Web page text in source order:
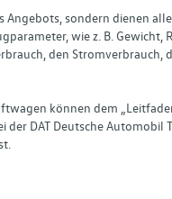
sondern dienen
wie z. B.
den Stromverbrauch,
können dem
DAT Deutsche Automobil